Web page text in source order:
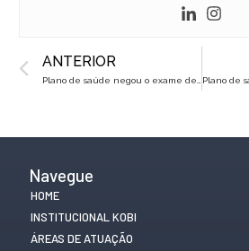
Prev
ANTERIOR
Navegue
HOME
INSTITUCIONAL KOBI
ÁREAS DE ATUAÇÃO